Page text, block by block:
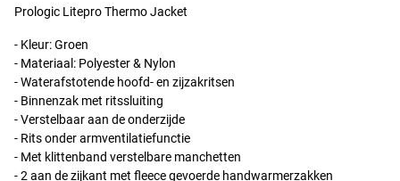
Prologic Litepro Thermo Jacket
- Kleur: Groen
- Materiaal: Polyester & Nylon
- Waterafstotende hoofd- en zijzakritsen
- Binnenzak met ritssluiting
- Verstelbaar aan de onderzijde
- Rits onder armventilatiefunctie
- Met klittenband verstelbare manchetten
- 2 aan de zijkant met fleece gevoerde handwarmerzakken